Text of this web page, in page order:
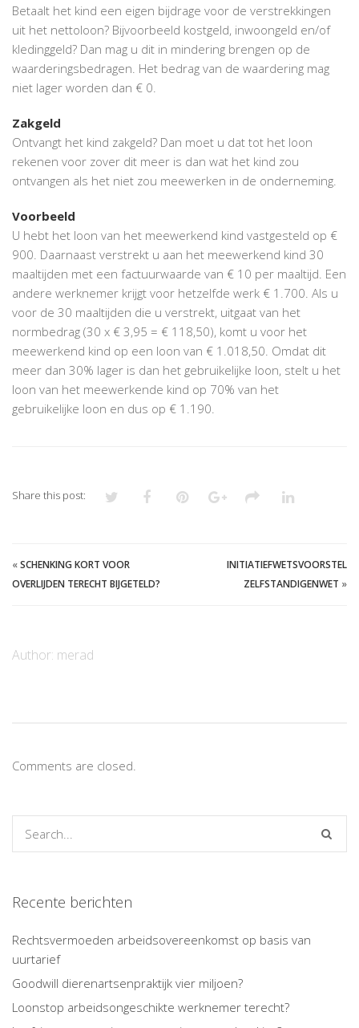
Betaalt het kind een eigen bijdrage voor de verstrekkingen
uit het nettoloon? Bijvoorbeeld kostgeld, inwoongeld en/of
kledinggeld? Dan mag u dit in mindering brengen op de
waarderingsbedragen. Het bedrag van de waardering mag
niet lager worden dan € 0.
Zakgeld
Ontvangt het kind zakgeld? Dan moet u dat tot het loon
rekenen voor zover dit meer is dan wat het kind zou
ontvangen als het niet zou meewerken in de onderneming.
Voorbeeld
U hebt het loon van het meewerkend kind vastgesteld op €
900. Daarnaast verstrekt u aan het meewerkend kind 30
maaltijden met een factuurwaarde van € 10 per maaltijd. Een
andere werknemer krijgt voor hetzelfde werk € 1.700. Als u
voor de 30 maaltijden die u verstrekt, uitgaat van het
normbedrag (30 x € 3,95 = € 118,50), komt u voor het
meewerkend kind op een loon van € 1.018,50. Omdat dit
meer dan 30% lager is dan het gebruikelijke loon, stelt u het
loon van het meewerkende kind op 70% van het
gebruikelijke loon en dus op € 1.190.
Share this post:
«SCHENKING KORT VOOR
OVERLIJDEN TERECHT BIJGETELD?
INITIATIEFWETSVOORSTEL
ZELFSTANDIGENWET »
Author: merad
Comments are closed.
Recente berichten
Rechtsvermoeden arbeidsovereenkomst op basis van
uurtarief
Goodwill dierenartsenpraktijk vier miljoen?
Loonstop arbeidsongeschikte werknemer terecht?